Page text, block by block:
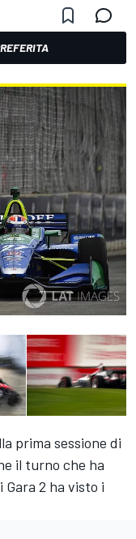
prima sessione di
il turno che ha
2 ha visto i